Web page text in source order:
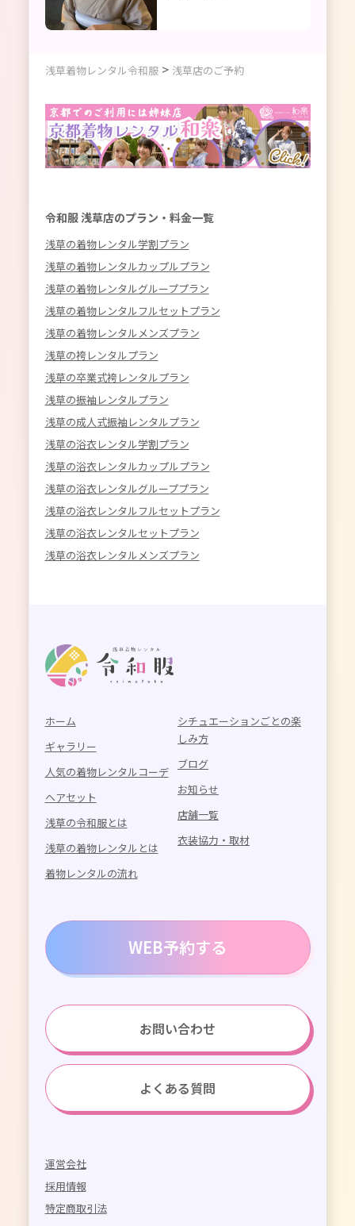
浅草着物レンタル令和服> 浅草店のご予約
令和服 浅草店のプラン・料金一覧
浅草の着物レンタル学割プラン
浅草の着物レンタルカップルプラン
浅草の着物レンタルグループプラン
浅草の着物レンタルフルセットプラン
浅草の着物レンタルメンズプラン
浅草の袴レンタルプラン
浅草の卒業式袴レンタルプラン
浅草の振袖レンタルプラン
浅草の成人式振袖レンタルプラン
浅草の浴衣レンタル学割プラン
浅草の浴衣レンタルカップルプラン
浅草の浴衣レンタルグループプラン
浅草の浴衣レンタルフルセットプラン
浅草の浴衣レンタルセットプラン
浅草の浴衣レンタルメンズプラン
ホーム
ギャラリー
人気の着物レンタルコーデ
ヘアセット
浅草の令和服とは
浅草の着物レンタルとは
着物レンタルの流れ
シチュエーションごとの楽
しみ方
ブログ
お知らせ
店舗一覧
衣装協力・取材
WEB予約する
お問い合わせ
よくある質問
運営会社
採用情報
特定商取引法